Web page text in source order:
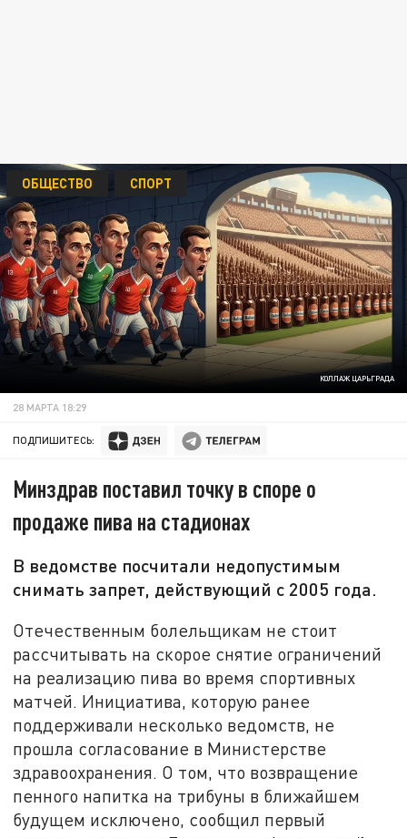
КОЛЛАЖ ЦАРЬГРАДА
ОБЩЕСТВО СПОРТ
28 МАРТА 18:29
ПОДПИШИТЕСЬ:
Минздрав поставил точку в споре о
продаже пива на стадионах
В ведомстве посчитали недопустимым
снимать запрет, действующий с 2005 года.
Отечественным болельщикам не стоит
рассчитывать на скорое снятие ограничений
на реализацию пива во время спортивных
матчей. Инициатива, которую ранее
поддерживали несколько ведомств, не
прошла согласование в Министерстве
здравоохранения. О том, что возвращение
пенного напитка на трибуны в ближайшем
будущем исключено, сообщил первый